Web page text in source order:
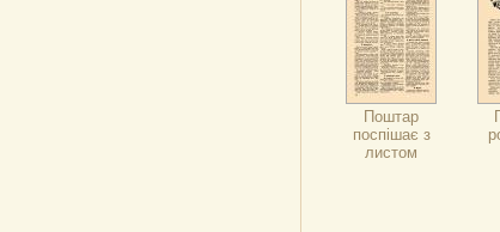
Поштар
поспішає з
листом